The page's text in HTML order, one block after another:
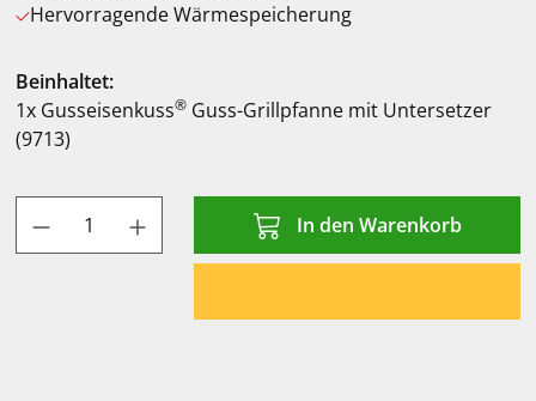
Hervorragende Wärmespeicherung
Beinhaltet:
1x Gusseisenkuss® Guss-Grillpfanne mit Untersetzer
(9713)
Produkt Anzahl: Gib den gewünschten
In den Warenkorb